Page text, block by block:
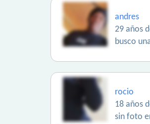
andres
29 años
busco
rocio
18 años
sin foto